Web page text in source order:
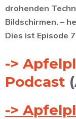
drohenden
Bildschirmen. –
Dies ist Episode
->
Podcast
->